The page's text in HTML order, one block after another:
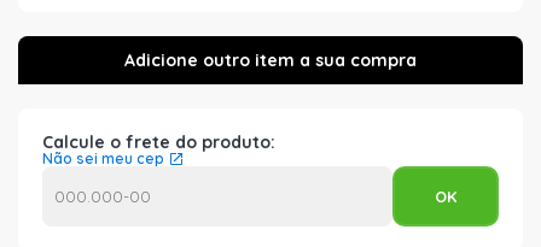
Calcule o frete do produto:
Não sei meu cep